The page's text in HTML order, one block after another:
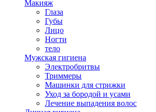
Макияж
Глаза
Губы
Лицо
Ногти
тело
Мужская гигиена
Электробритвы
Триммеры
Машинки для стрижки
Уход за бородой и усами
Лечение выпадения волос